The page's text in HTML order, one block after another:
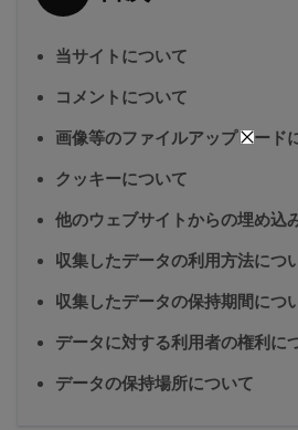
当サイトについて
コメントについて
画像等のファイルアップロード
クッキーについて
他のウェブサイトからの埋め込
収集したデータの利用方法につ
収集したデータの保持期間につ
データに対する利用者の権利に
データの保持場所について